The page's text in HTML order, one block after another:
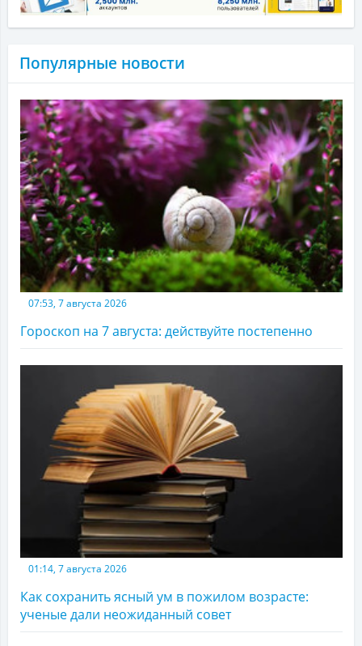
Популярные новости
07:53, 7 августа 2026
Гороскоп на 7 августа: действуйте постепенно
01:14, 7 августа 2026
Как сохранить ясный ум в пожилом возрасте:
ученые дали неожиданный совет